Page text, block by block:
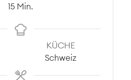
15Minuten
Min.
KÜCHE
Schweiz